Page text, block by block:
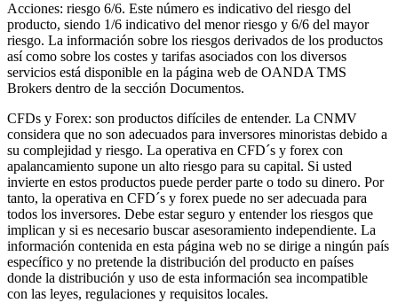
Acciones: riesgo 6/6. Este número es indicativo del riesgo del
producto, siendo 1/6 indicativo del menor riesgo y 6/6 del mayor
riesgo. La información sobre los riesgos derivados de los productos
así como sobre los costes y tarifas asociados con los diversos
servicios está disponible en la página web de OANDA TMS
Brokers dentro de la sección Documentos.
CFDs y Forex: son productos difíciles de entender. La CNMV
considera que no son adecuados para inversores minoristas debido a
su complejidad y riesgo. La operativa en CFD´s y forex con
apalancamiento supone un alto riesgo para su capital. Si usted
invierte en estos productos puede perder parte o todo su dinero. Por
tanto, la operativa en CFD´s y forex puede no ser adecuada para
todos los inversores. Debe estar seguro y entender los riesgos que
implican y si es necesario buscar asesoramiento independiente. La
información contenida en esta página web no se dirige a ningún país
específico y no pretende la distribución del producto en países
donde la distribución y uso de esta información sea incompatible
con las leyes, regulaciones y requisitos locales.